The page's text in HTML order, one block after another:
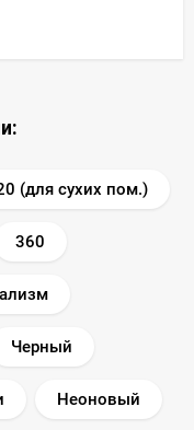
(для сухих пом.)
360
Черный
Неоновый